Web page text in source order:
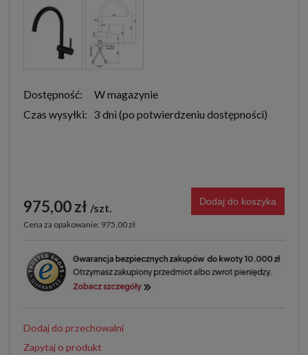
Dostępność:
W magazynie
Czas wysyłki: 3 dni
975,00 zł szt.
Cena za opakowanie: 975,00 zł
Dodaj do koszyka
Dodaj do przechowalni
Zapytaj o produkt